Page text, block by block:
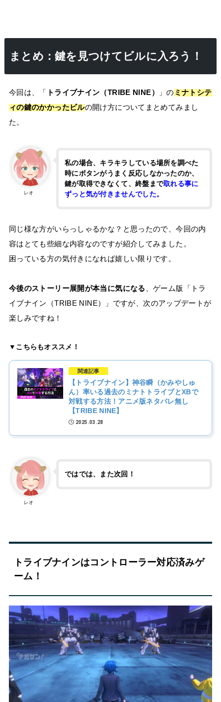
まとめ：鍵を見つけてビルに入ろう！
今回は、「 トライブナイン（TRIBE NINE） 」の ミナトシテ
ィの鍵のかかったビルの開け方についてまとめてみまし
た。
レオ
私の場合、キラキラしている場所を調べた
時にボタンがうまく反応しなかったのか、
鍵が取得できなくて、終盤まで取れる事に
ずっと気が付きませんでした。
同じ様な方がいらっしゃるかな？と思ったので、今回の内
容はとても些細な内容なのですが紹介してみました。
困っている方の気付きになれば嬉しい限りです。
今後のストーリー展開が本当に気になる 、ゲーム版「トラ
イブナイン（TRIBE NINE）」ですが、次のアップデートが
楽しみですね！
▼こちらもオススメ！
関連記事
【トライブナイン】神谷瞬（かみやしゅ
ん）率いる過去のミナトトライブとXBで
対戦する方法！アニメ版ネタバレ無し
【TRIBE NINE】
2025.03.28
レオ
ではでは、また次回！
トライブナインはコントローラー対応済みゲ
ーム！